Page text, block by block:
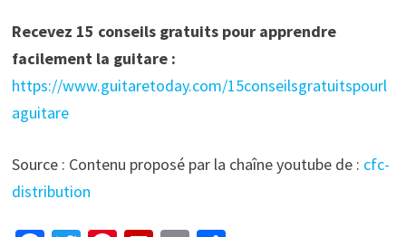
Recevez 15 conseils gratuits pour apprendre
facilement la guitare :
https://www.guitaretoday.com/15conseilsgratuitspourl
aguitare
Source : Contenu proposé par la chaîne youtube de : cfc-
distribution